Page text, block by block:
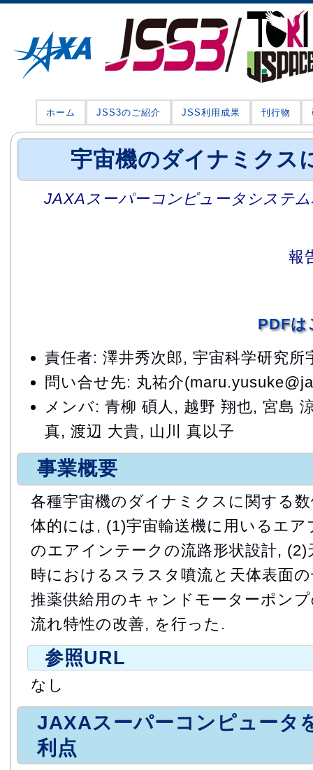
ホーム JSS3のご紹介 JSS利用成果 刊行物
宇宙機のダイナミクス
JAXAスーパーコンピュータシステ
報
PDFは
責任者: 澤井秀次郎, 宇宙科学研究所
問い合せ先: 丸祐介
メンバ: 青柳 碩人, 越野 翔也, 宮島
真, 渡辺 大貴, 山川 真以子
事業概要
各種宇宙機のダイナミクスに関する
体的には, (1)宇宙輸送機に用いるエ
のエアインテークの流路形状設計, (2)
時におけるスラスタ噴流と天体表面
推薬供給用のキャンドモーターポン
流れ特性の改善, を行った.
参照URL
なし
JAXAスーパーコンピュータ
利点